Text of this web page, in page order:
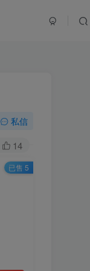
私信
14
已售 5